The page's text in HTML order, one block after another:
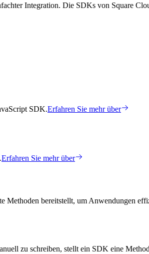
Integration. Die SDKs von Square
SDK.Erfahren Sie mehr über
Erfahren Sie mehr über
Methoden bereitstellt, um Anwendungen
zu schreiben, stellt ein SDK eine